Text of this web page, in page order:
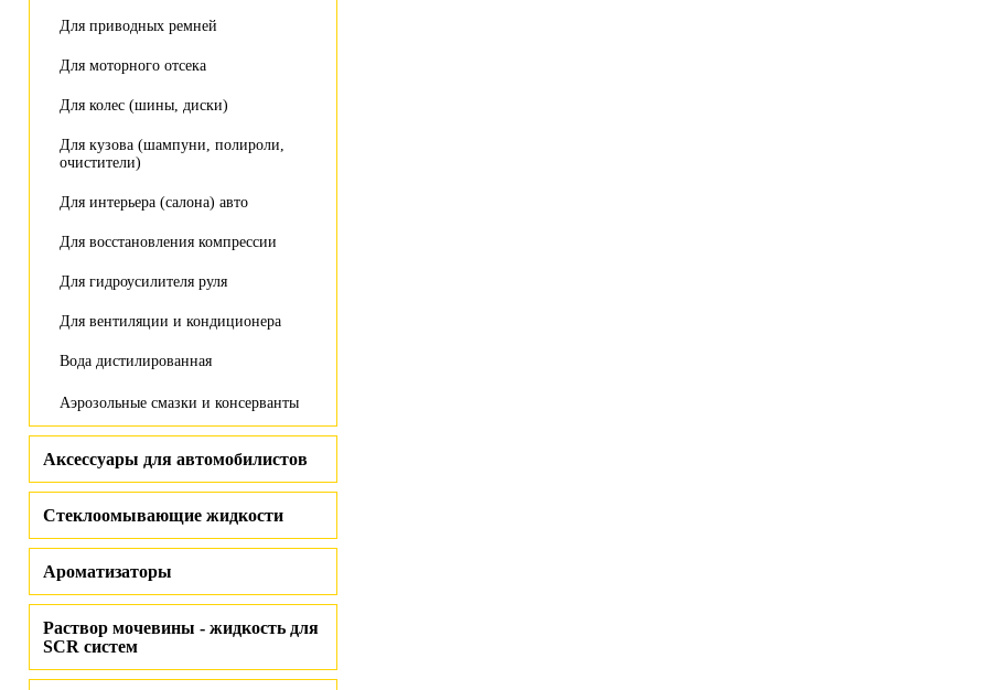
Для приводных ремней
Для моторного отсека
Для колес (шины, диски)
Для кузова (шампуни, полироли,
очистители)
Для интерьера (салона) авто
Для восстановления компрессии
Для гидроусилителя руля
Для вентиляции и кондиционера
Вода дистилированная
Аэрозольные смазки и консерванты
Аксессуары для автомобилистов
Стеклоомывающие жидкости
Ароматизаторы
Раствор мочевины - жидкость для
SCR систем